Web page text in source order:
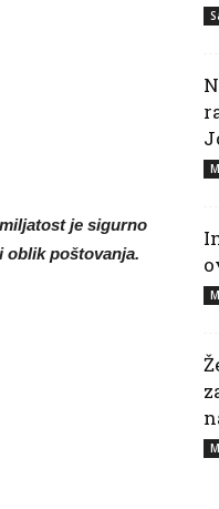
je sigurno
oblik poštovanja.